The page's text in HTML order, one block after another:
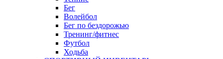
Бег
Волейбол
Бег по бездорожью
Тренинг/фитнес
Футбол
Ходьба